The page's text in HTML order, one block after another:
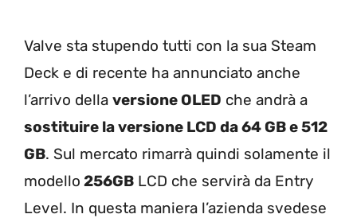
Valve sta stupendo tutti con la sua Steam
Deck e di recente ha annunciato anche
l’arrivo della versione OLED che andrà a
sostituire la versione LCD da 64 GB e 512
GB. Sul mercato rimarrà quindi solamente il
modello 256GB LCD che servirà da Entry
Level. In questa maniera l’azienda svedese